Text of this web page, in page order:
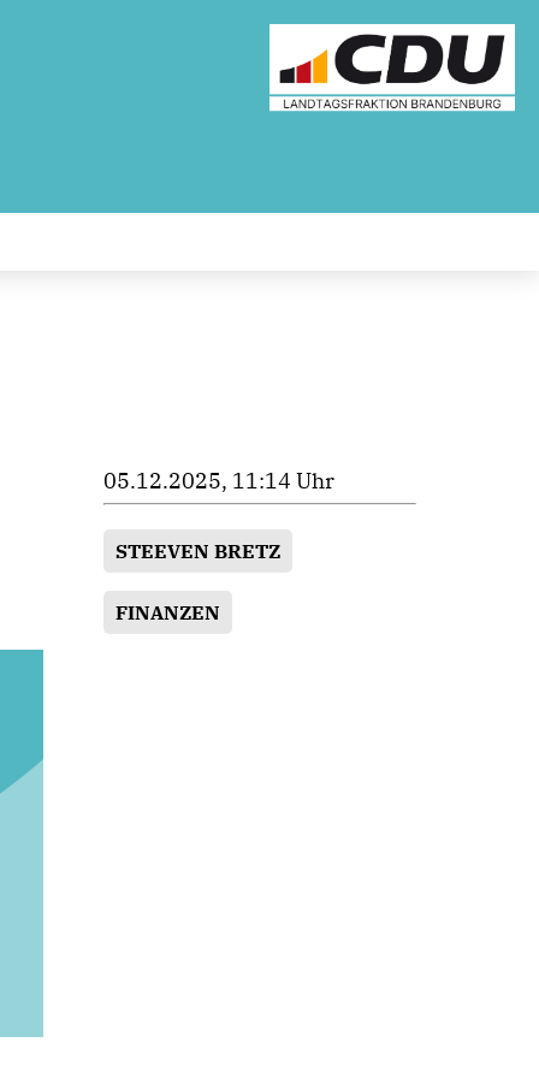
05.12.2025, 11:14 Uhr
STEEVEN BRETZ
FINANZEN